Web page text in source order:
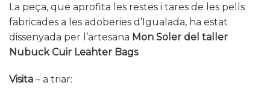
La peça, que aprofita les restes i tares de les pells
fabricades a les adoberies d’Igualada, ha estat
dissenyada per l’artesana Mon Soler del taller
Nubuck Cuir Leahter Bags.
Visita – a triar: